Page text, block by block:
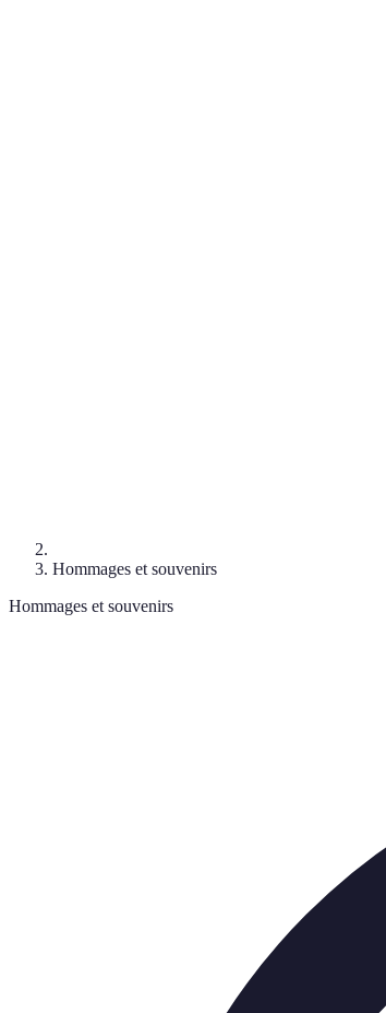
Hommages et souvenirs
Hommages et souvenirs